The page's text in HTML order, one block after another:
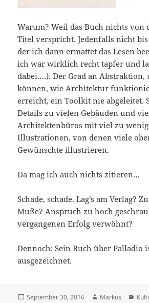
Warum? Weil das Buch nichts von
Titel verspricht. Jedenfalls nicht
der ich dann ermattet das Lesen
ich war wirklich recht tapfer und
dabei….). Der Grad an Abstraktion,
können, wie Architektur
erreicht, ein Toolkit nie abgeleitet.
Details zu vielen Gebäuden und
Architektenbüros mit viel zu
Illustrationen, von denen viele
Gewünschte illustrieren.
Da mag ich auch nichts zitieren…
Schade, schade. Lag’s am Verlag?
Muße? Anspruch zu hoch
vergangenen Erfolg verwöhnt?
Dennoch: Sein Buch über Palladio
ausgezeichnet.
Veröffentlicht
September 30, 2016 Autor
Markus